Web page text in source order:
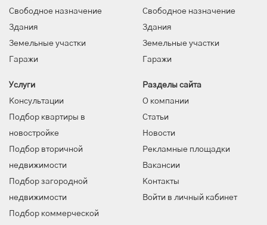
Свободное назначение
Здания
Земельные участки
Гаражи
Свободное назначение
Здания
Земельные участки
Гаражи
Услуги
Консультации
Подбор квартиры в
новостройке
Подбор вторичной
недвижимости
Подбор загородной
недвижимости
Подбор коммерческой
Разделы сайта
О компании
Статьи
Новости
Рекламные площадки
Вакансии
Контакты
Войти в личный кабинет